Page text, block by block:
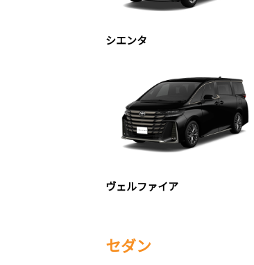
シエンタ
ヴェルファイア
セダン